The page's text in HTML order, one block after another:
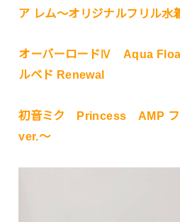
ア レム～オリジナルフリル水
オーバーロードⅣ Aqua
ルベド Renewal
初音ミク Princess AMP フ
ver.～